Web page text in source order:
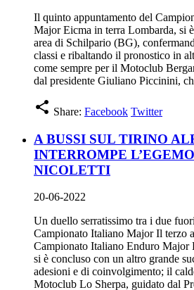
Il quinto appuntamento del
Major Eicma in terra Lombarda, si
area di Schilpario (BG),
classi e ribaltando il pronostico in
come sempre per il Motoclub
dal presidente Giuliano Piccinini,
share Share: Facebook Twitter
A BUSSI SUL TIRINO
INTERROMPE
NICOLETTI
20-06-2022
Un duello serratissimo tra i due
Campionato Italiano Major Il terzo
Campionato Italiano Enduro Major
si è concluso con un altro grande
adesioni e di coinvolgimento; il
Motoclub Lo Sherpa, guidato dal